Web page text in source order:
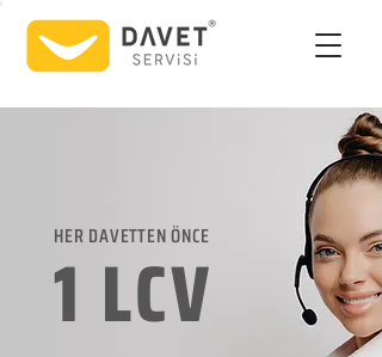
HER DAVETTEN ÖNCE
1 LCV